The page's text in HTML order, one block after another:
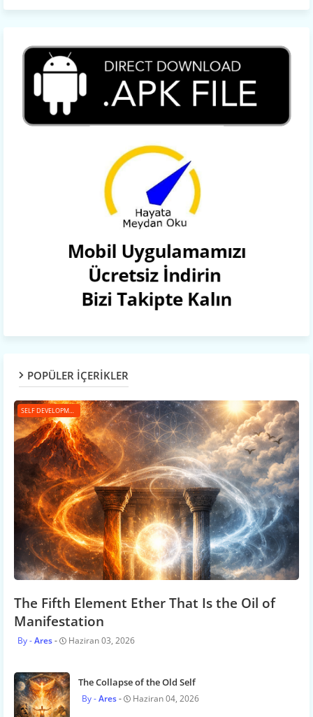
POPÜLER İÇERİKLER
SELF DEVELOPMENT
The Fifth Element Ether That Is the Oil of
Manifestation
Ares Haziran 03, 2026
The Collapse of the Old Self
Ares Haziran 04, 2026